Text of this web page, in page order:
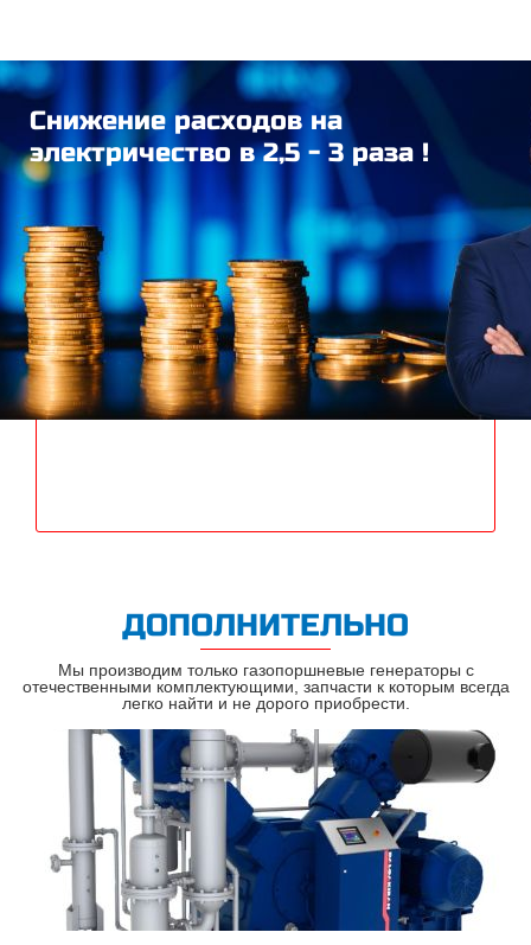
Снижение расходов на
электричество в 2,5 - 3 раза !
ДОПОЛНИТЕЛЬНО
Мы производим только газопоршневые генераторы с
отечественными комплектующими, запчасти к которым всегда
легко найти и не дорого приобрести.